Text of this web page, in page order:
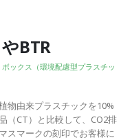
BTR
ボックス（環境配慮型プラスチッ
物由来プラスチックを10%
（CT）と比較して、CO2排
スマークの刻印でお客様に